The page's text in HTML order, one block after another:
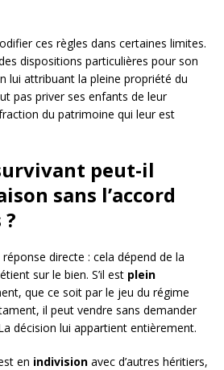
ces règles dans certaines limites.
dispositions particulières pour son
lui attribuant la pleine propriété du
pas priver ses enfants de leur
du patrimoine qui leur est
peut-il
sans l’accord
directe : cela dépend de la
sur le bien. S’il est plein
que ce soit par le jeu du régime
il peut vendre sans demander
décision lui appartient entièrement.
en indivision avec d’autres héritiers,